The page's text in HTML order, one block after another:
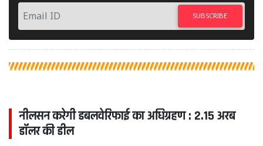
SUBSCRIBE
नीलसन करेगी डबलवेरिफाई का अधिग्रहण : 2.15 अरब
डॉलर की डील